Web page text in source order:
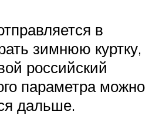
в
зимнюю куртку,
российский
параметра можно
дальше.